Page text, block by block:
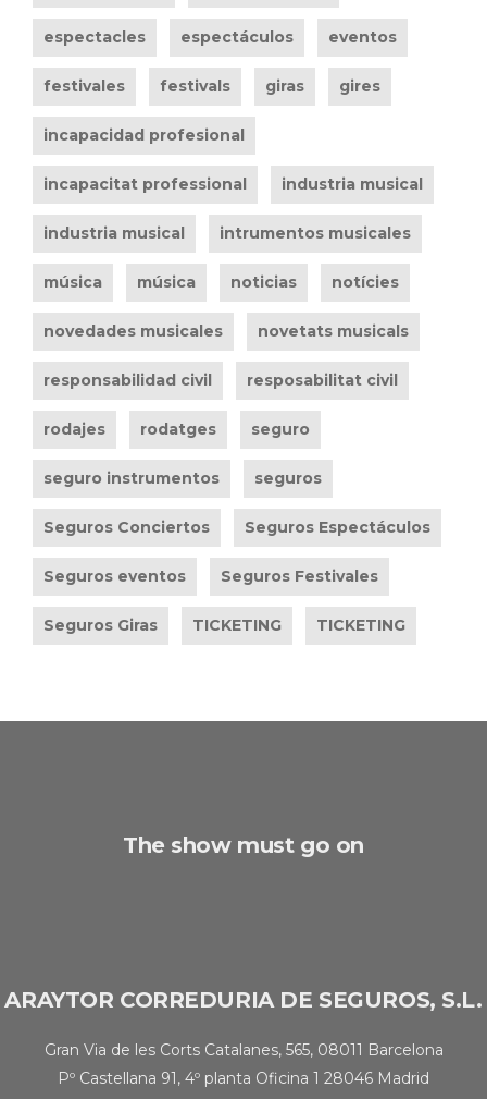
espectacles espectáculos eventos
festivales festivals giras gires
incapacidad profesional
incapacitat professional industria musical
industria musical intrumentos musicales
música música noticias notícies
novedades musicales novetats musicals
responsabilidad civil resposabilitat civil
rodajes rodatges seguro
seguro instrumentos seguros
Seguros Conciertos Seguros Espectáculos
Seguros eventos Seguros Festivales
Seguros Giras TICKETING TICKETING
The show must go on
ARAYTOR CORREDURIA DE SEGUROS, S.L.
Gran Via de les Corts Catalanes, 565, 08011 Barcelona
Pº Castellana 91, 4º planta Oficina 1 28046 Madrid